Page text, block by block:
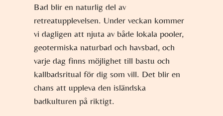
Bad blir en naturlig del av
retreatupplevelsen. Under veckan kommer
vi dagligen att njuta av både lokala pooler,
geotermiska naturbad och havsbad, och
varje dag finns möjlighet till bastu och
kallbadsritual för dig som vill. Det blir en
chans att uppleva den isländska
badkulturen på riktigt.